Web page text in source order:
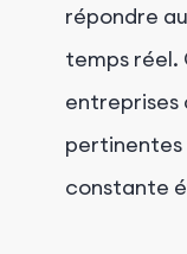
répondre
temps
pertinentes
constante